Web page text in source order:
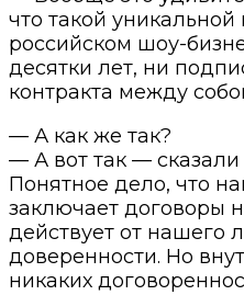
что такой
российском шоу-
десятки лет, ни
контракта между
— А как же так?
— А вот так — сказали
Понятное дело, что
заключает договоры
действует от нашего
доверенности. Но
никаких